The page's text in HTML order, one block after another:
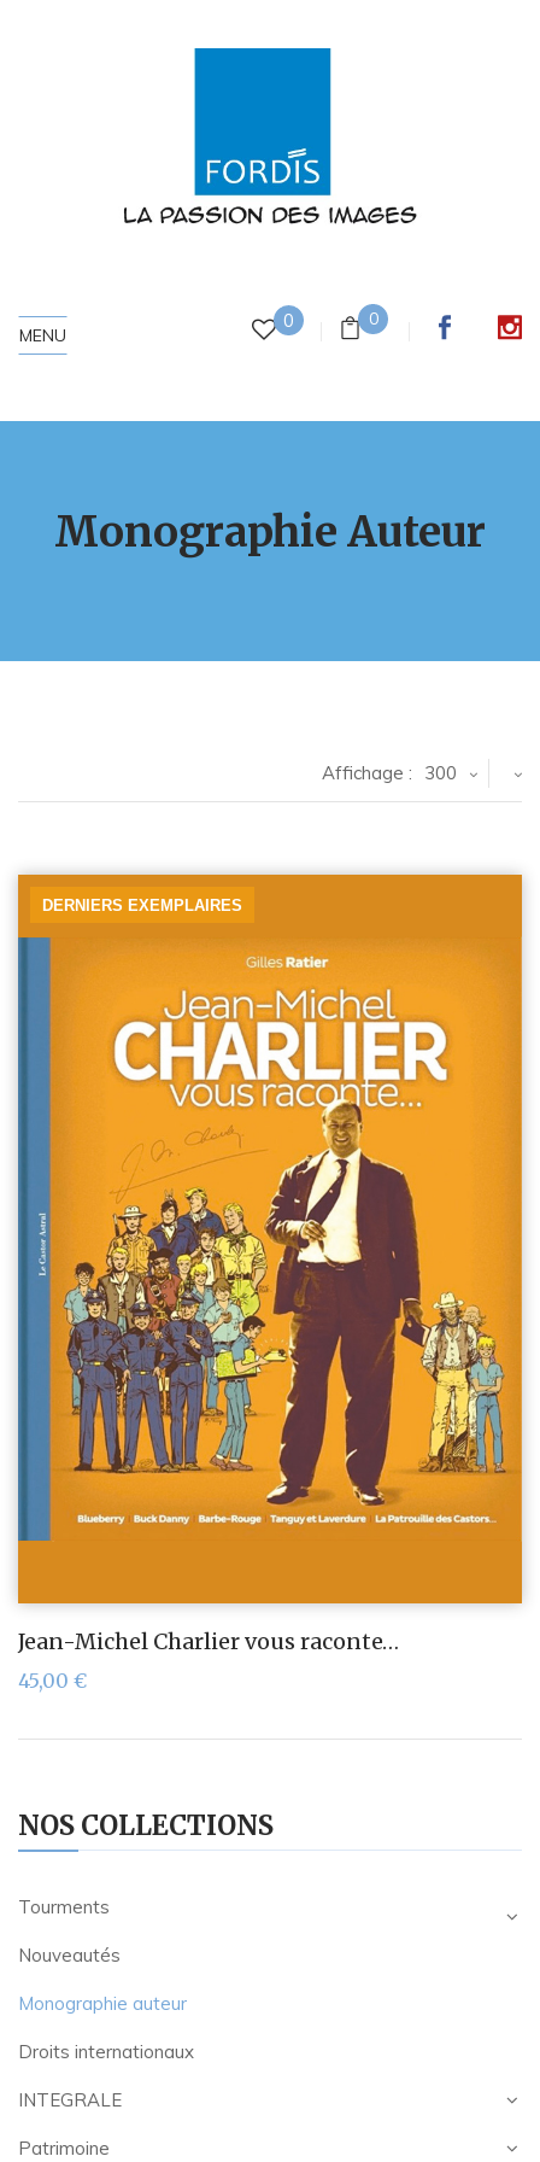
0 0
MENU
Monographie Auteur
NOS COLLECTIONS
Tourments
Nouveautés
Monographie auteur
Droits internationaux
INTEGRALE
Patrimoine
Affichage : 300
DERNIERS EXEMPLAIRES
Jean-Michel Charlier vous raconte…
45,00 €